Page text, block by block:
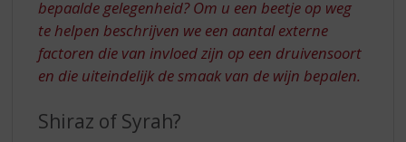
bepaalde gelegenheid? Om u een beetje op weg
te helpen beschrijven we een aantal externe
factoren die van invloed zijn op een druivensoort
en die uiteindelijk de smaak van de wijn bepalen.
Shiraz of Syrah?